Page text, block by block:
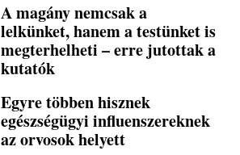
A magány nemcsak a
lelkünket, hanem a testünket is
megterhelheti – erre jutottak a
kutatók
Egyre többen hisznek
egészségügyi influenszereknek
az orvosok helyett